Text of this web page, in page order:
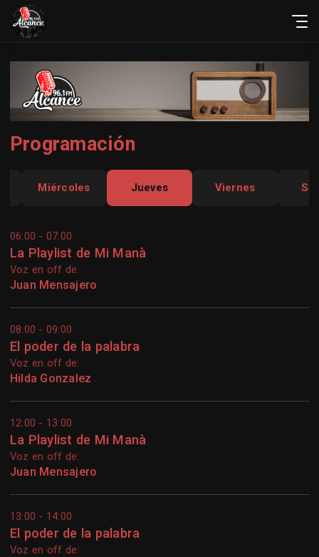
Programación
Miércoles Jueves Viernes
06:00 - 07:00
La Playlist de Mi Manà
Voz en off de:
Juan Mensajero
08:00 - 09:00
El poder de la palabra
Voz en off de:
Hilda Gonzalez
12:00 - 13:00
La Playlist de Mi Manà
Voz en off de:
Juan Mensajero
13:00 - 14:00
El poder de la palabra
Voz en off de: